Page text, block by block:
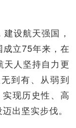
设航天强国，
立75年来，在
天人坚持自力更
到有、从弱到
实现历史性、高
出坚实步伐。